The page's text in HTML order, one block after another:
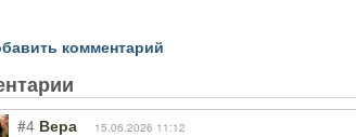
комментарий
#4 Вера 15.06.2026 11:12